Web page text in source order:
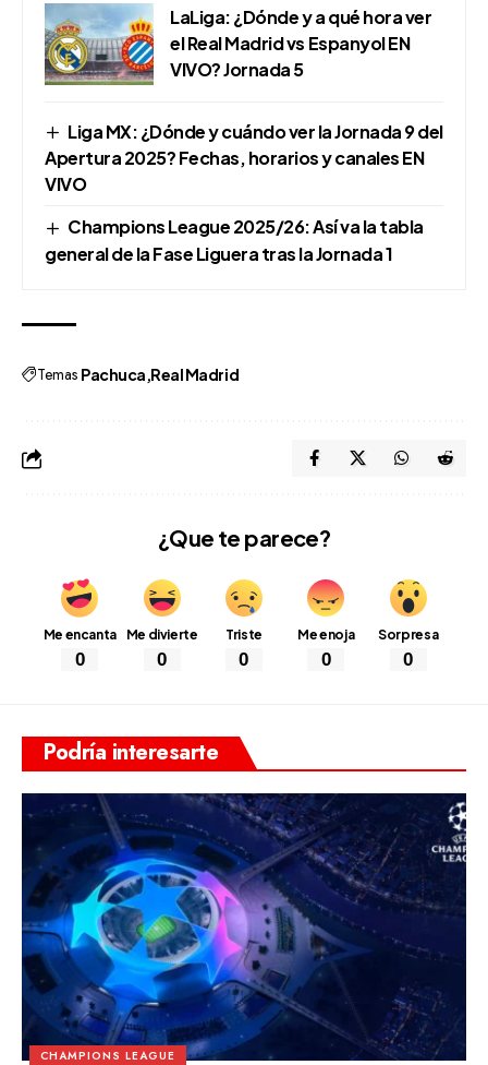
LaLiga: ¿Dónde y a qué hora ver
el Real Madrid vs Espanyol EN
VIVO? Jornada 5
Liga MX: ¿Dónde y cuándo ver la Jornada 9 del
Apertura 2025? Fechas, horarios y canales EN
VIVO
Champions League 2025/26: Así va la tabla
general de la Fase Liguera tras la Jornada 1
Temas Pachuca Real Madrid
¿Que te parece?
Me encanta
0
Me divierte
0
Triste
0
Me enoja
0
Sorpresa
0
Podría interesarte
CHAMPIONS LEAGUE